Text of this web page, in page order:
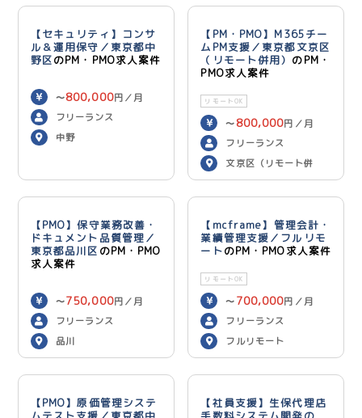
【セキュリティ】コンサ
ル＆運用保守／東京都中
野区のPM・PMO求人案件
〜800,000円／月
フリーランス
中野
【PM・PMO】M365チー
ムPM支援／東京都文京区
（リモート併用） のPM・
PMO求人案件
リモートOK
〜 800,000円／月
フリーランス
文京区（リモート併
用）
【PMO】保守業務改善・
ドキュメント品質管理／
東京都品川区 のPM・PMO
求人案件
〜750,000円／月
フリーランス
品川
【mcframe】管理会計・
業績管理支援／フルリモ
ートのPM・PMO求人案件
リモートOK
〜 700,000円／月
フリーランス
フルリモート
【PMO】原価管理システ
【社員支援】生保代理店